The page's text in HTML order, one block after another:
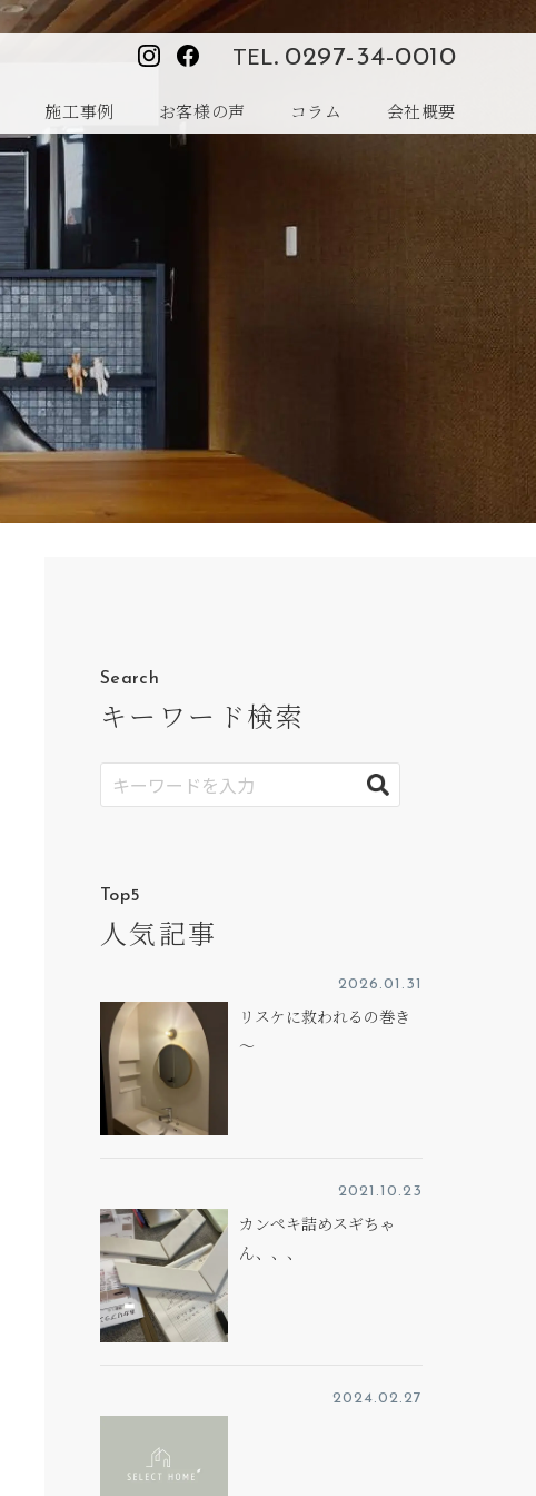
TEL. 0297-34-0010
施工事例 お客様の声 コラム 会社概要
Search
キーワード検索
Top5
人気記事
2026.01.31
リスケに救われるの巻き
～
2021.10.23
カンペキ詰めスギちゃ
ん、、、
2024.02.27